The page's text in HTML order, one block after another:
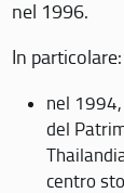
nel 1996.
In particolare:
nel
del
centro